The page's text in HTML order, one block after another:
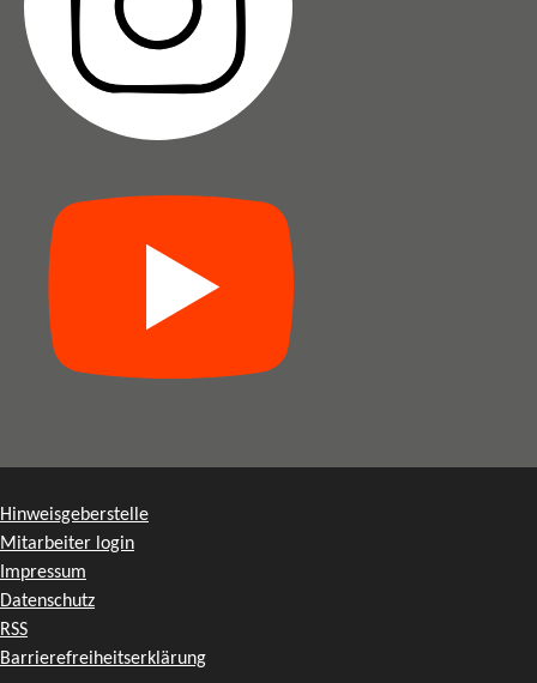
Hinweisgeberstelle
Mitarbeiter login
Impressum
Datenschutz
RSS
Barrierefreiheitserklärung